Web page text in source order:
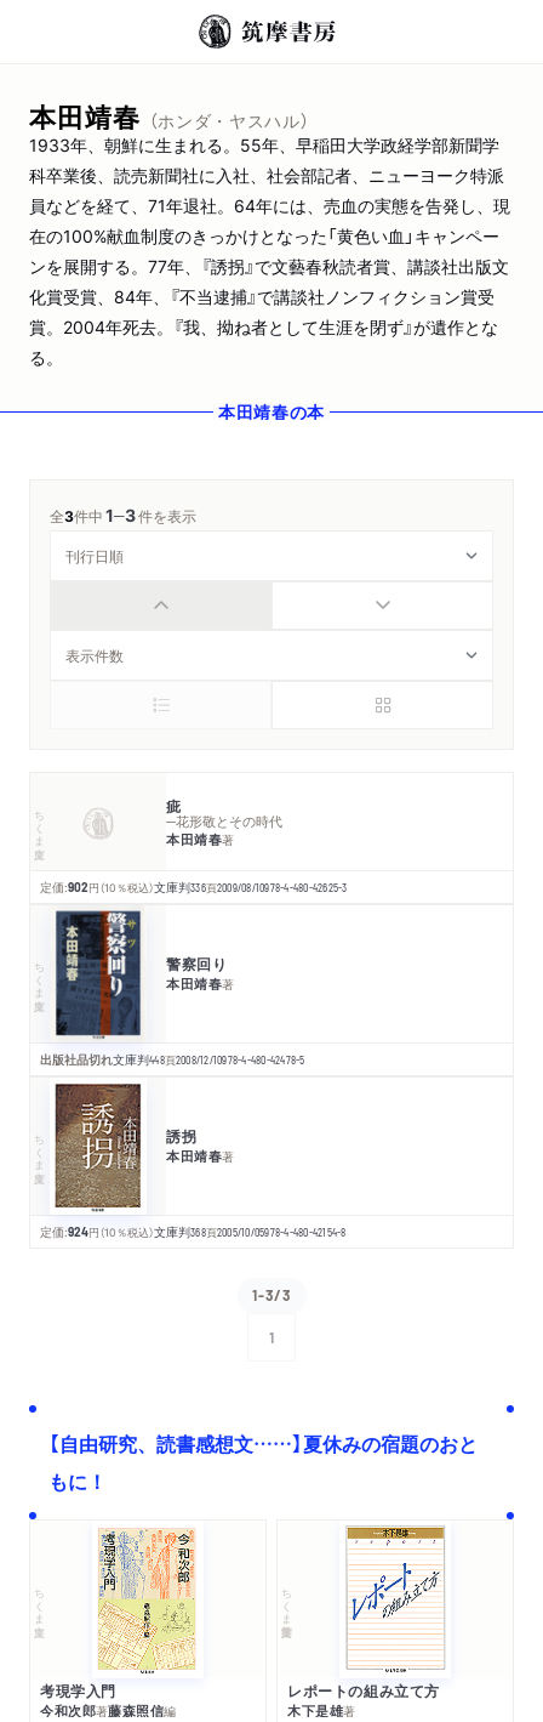
本田靖春 （ホンダ・ヤスハル）
1933年、朝鮮に生まれる。55年、早稲田大学政経学部新聞学
科卒業後、読売新聞社に入社、社会部記者、ニューヨーク特派
員などを経て、71年退社。64年には、売血の実態を告発し、現
在の100%献血制度のきっかけとなった「黄色い血」キャンペー
ンを展開する。77年、『誘拐』で文藝春秋読者賞、講談社出版文
化賞受賞、84年、『不当逮捕』で講談社ノンフィクション賞受
賞。2004年死去。『我、拗ね者として生涯を閉ず』が遺作とな
る。
本田靖春の本
全3件中1─3件を表示
ちくま文庫 疵
─花形敬とその時代
本田靖春著
定価:902円 （10％税込）文庫判336頁2009/08/10978-4-480-42625-3
ちくま文庫 警察回り
本田靖春著
出版社品切れ文庫判448頁2008/12/10978-4-480-42478-5
ちくま文庫 誘拐
本田靖春著
定価:924円 （10％税込）文庫判368頁2005/10/05978-4-480-42154-8
1-3/3
1
【自由研究、読書感想文……】夏休みの宿題のおと
もに！
ちくま文庫
考現学入門
今和次郎著藤森照信編
ちくま学芸文庫
レポートの組み立て方
木下是雄著